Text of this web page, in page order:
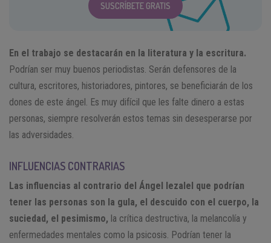
SUSCRÍBETE GRATIS
En el trabajo se destacarán en la literatura y la escritura.
Podrían ser muy buenos periodistas. Serán defensores de la
cultura, escritores, historiadores, pintores, se beneficiarán de los
dones de este ángel. Es muy difícil que les falte dinero a estas
personas, siempre resolverán estos temas sin desesperarse por
las adversidades.
INFLUENCIAS CONTRARIAS
Las influencias al contrario del Ángel Iezalel que podrían
tener las personas son la gula, el descuido con el cuerpo, la
suciedad, el pesimismo, la crítica destructiva, la melancolía y
enfermedades mentales como la psicosis. Podrían tener la